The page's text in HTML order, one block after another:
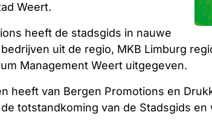
Weert.
heeft de stadsgids in nauwe
uit de regio, MKB Limburg
Management Weert uitgegeven.
heeft van Bergen Promotions en
totstandkoming van de Stadsgids